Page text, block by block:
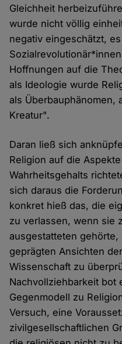
Gleichheit
wurde nicht völlig
negativ eingeschätzt,
Hoffnungen auf die
als Ideologie wurde
als Überbauphänomen,
Kreatur".
Daran ließ sich
Religion auf die
Wahrheitsgehalts
sich daraus die
konkret hieß das, die
zu verlassen, wenn sie
ausgestatteten
geprägten Ansichten
Wissenschaft zu
Nachvollziehbarkeit bot
Gegenmodell zu
Versuch, eine
zivilgesellschaftlichen